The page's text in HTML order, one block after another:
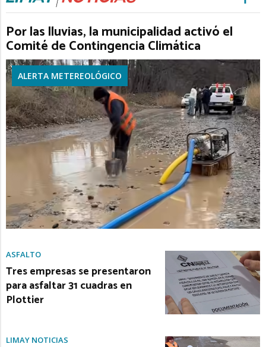
Por las lluvias, la municipalidad activó el
Comité de Contingencia Climática
ALERTA METEREOLÓGICO
ASFALTO
Tres empresas se presentaron
para asfaltar 31 cuadras en
Plottier
LIMAY NOTICIAS